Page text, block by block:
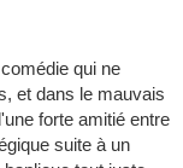
qui ne
et dans le mauvais
forte amitié entre
suite à un